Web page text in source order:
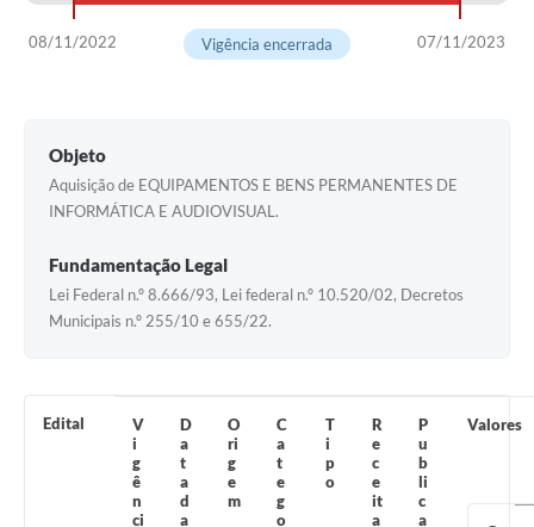
Notícias
Acesso a Informação (Transparência)
Lei Aldir Blanc
Arquivos de Transparência
Órgãos Municipais
08/11/2022 07/11/2023
Vigência encerrada
Objeto
Aquisição de EQUIPAMENTOS E BENS PERMANENTES DE
INFORMÁTICA E AUDIOVISUAL.
Fundamentação Legal
Lei Federal n.º 8.666/93, Lei federal n.º 10.520/02, Decretos
Municipais n.º 255/10 e 655/22.
Edital
V
i
g
ê
n
ci
D
a
t
a
d
a
O
ri
g
e
m
C
a
t
e
g
o
T
i
p
o
R
e
c
e
it
a
P
u
b
li
c
a
Valores